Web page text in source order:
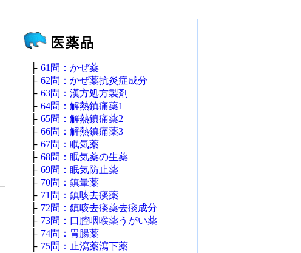
医薬品
├ 61問：かぜ薬
├ 62問：かぜ薬抗炎症成分
├ 63問：漢方処方製剤
├ 64問：解熱鎮痛薬1
├ 65問：解熱鎮痛薬2
├ 66問：解熱鎮痛薬3
├ 67問：眠気薬
├ 68問：眠気薬の生薬
├ 69問：眠気防止薬
├ 70問：鎮暈薬
├ 71問：鎮咳去痰薬
├ 72問：鎮咳去痰薬去痰成分
├ 73問：口腔咽喉薬うがい薬
├ 74問：胃腸薬
├ 75問：止瀉薬瀉下薬